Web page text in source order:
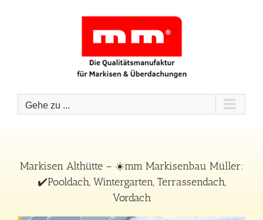
Gehe zu ...
Markisen Althütte – ☀️mm Markisenbau Müller:
✔️Pooldach, Wintergarten, Terrassendach,
Vordach